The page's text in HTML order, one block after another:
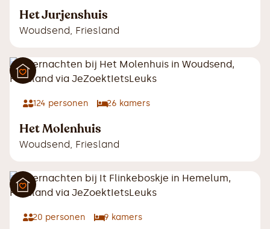
Het Jurjenshuis
Woudsend, Friesland
124 personen 26 kamers
Het Molenhuis
Woudsend, Friesland
20 personen 9 kamers